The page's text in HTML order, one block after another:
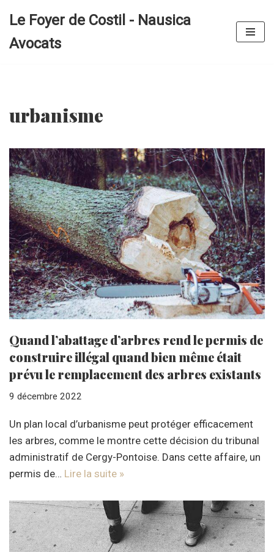
au
Le Foyer de Costil - Nausica
Avocats
urbanisme
Quand l’abattage d’arbres rend le permis de
construire illégal quand bien même était
prévu le remplacement des arbres existants
9 décembre 2022
Un plan local d’urbanisme peut protéger efficacement
les arbres, comme le montre cette décision du tribunal
administratif de Cergy-Pontoise. Dans cette affaire, un
permis de… Lire la suite »